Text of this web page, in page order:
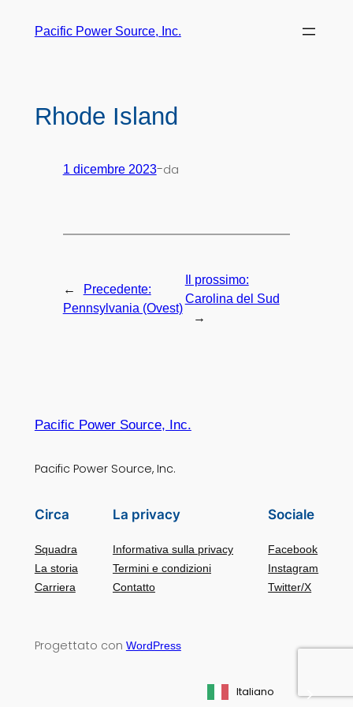
Pacific Power Source, Inc.
Rhode Island
1 dicembre 2023-da
←
Precedente:
Pennsylvania (Ovest)
Il prossimo:
Carolina del Sud
→
Pacific Power Source, Inc.
Pacific Power Source, Inc.
Circa
Squadra
La storia
Carriera
La privacy
Informativa sulla privacy
Termini e condizioni
Contatto
Sociale
Facebook
Instagram
Twitter/X
Progettato con WordPress
Italiano